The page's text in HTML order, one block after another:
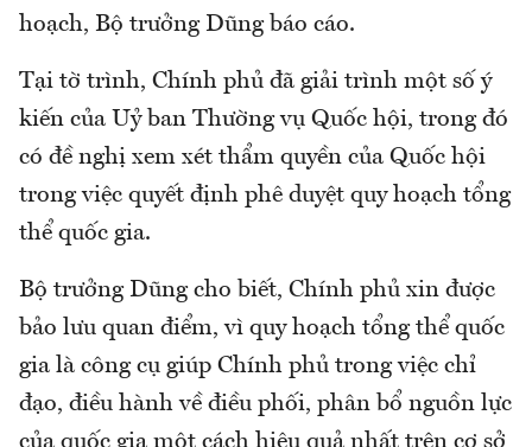
hoạch, Bộ trưởng Dũng báo cáo.
Tại tờ trình, Chính phủ đã giải trình một số ý
kiến của Uỷ ban Thường vụ Quốc hội, trong đó
có đề nghị xem xét thẩm quyền của Quốc hội
trong việc quyết định phê duyệt quy hoạch tổng
thể quốc gia.
Bộ trưởng Dũng cho biết, Chính phủ xin được
bảo lưu quan điểm, vì quy hoạch tổng thể quốc
gia là công cụ giúp Chính phủ trong việc chỉ
đạo, điều hành về điều phối, phân bổ nguồn lực
của quốc gia một cách hiệu quả nhất trên cơ sở